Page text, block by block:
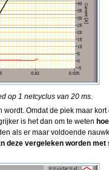
op 1 netcyclus van 20 ms.
Omdat de piek maar
is het dan om te weten
als er maar voldoende
deze vergeleken worden